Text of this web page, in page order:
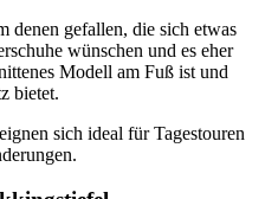
denen gefallen, die sich etwas
wünschen und es eher
Modell am Fuß ist und
bietet.
sich ideal für Tagestouren